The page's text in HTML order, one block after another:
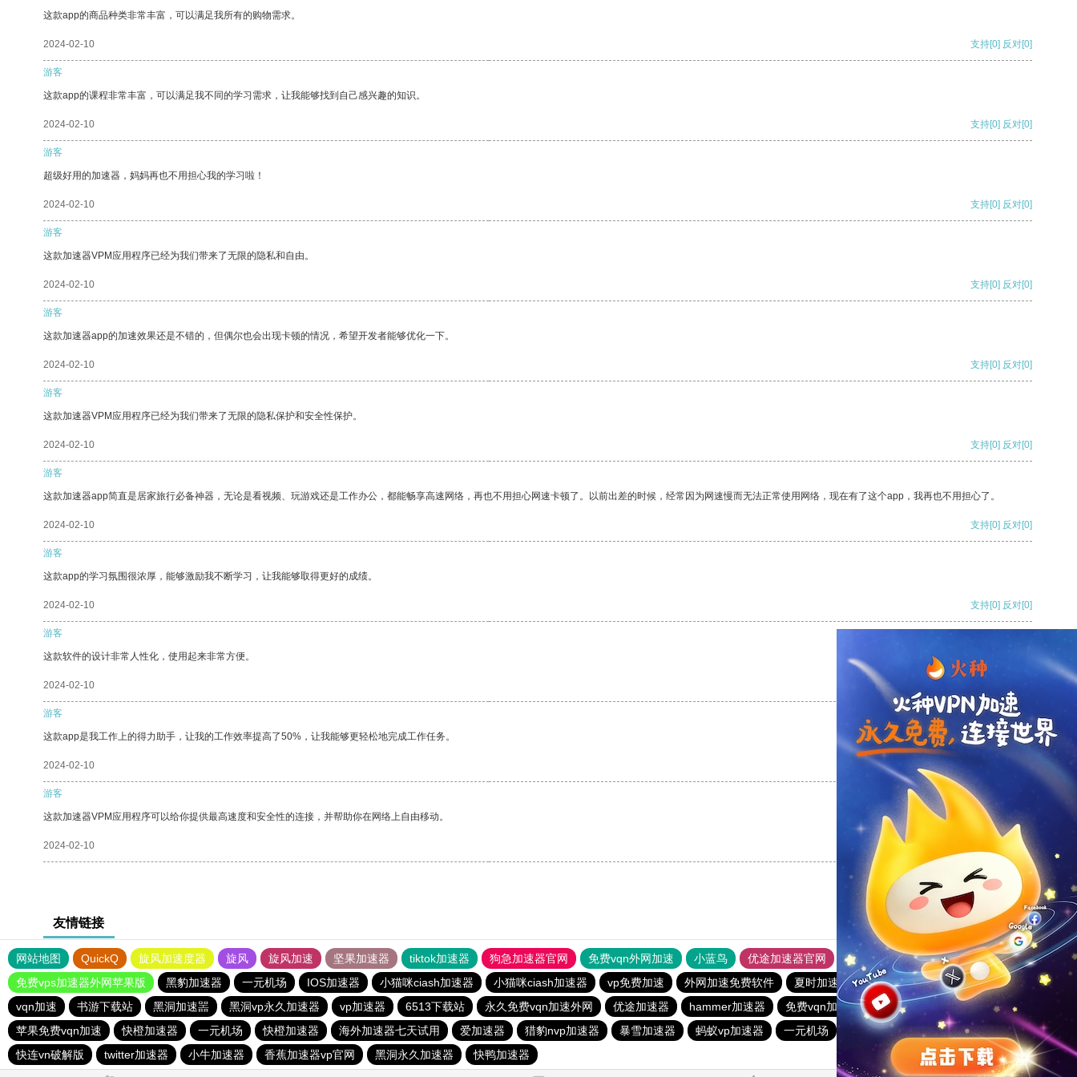
这款app的商品种类非常丰富，可以满足我所有的购物需求。
2024-02-10 支持[0] 反对[0]
游客
这款app的课程非常丰富，可以满足我不同的学习需求，让我能够找到自己感兴趣的知识。
2024-02-10 支持[0] 反对[0]
游客
超级好用的加速器，妈妈再也不用担心我的学习啦！
2024-02-10 支持[0] 反对[0]
游客
这款加速器VPM应用程序已经为我们带来了无限的隐私和自由。
2024-02-10 支持[0] 反对[0]
游客
这款加速器app的加速效果还是不错的，但偶尔也会出现卡顿的情况，希望开发者能够优化一下。
2024-02-10 支持[0] 反对[0]
游客
这款加速器VPM应用程序已经为我们带来了无限的隐私保护和安全性保护。
2024-02-10 支持[0] 反对[0]
游客
这款加速器app简直是居家旅行必备神器，无论是看视频、玩游戏还是工作办公，都能畅享高速网络，再也不用担心网速卡顿了。以前出差的时候，经常因为网速慢而无法正常使用网络，现在有了这个app，我再也不用担心了。
2024-02-10 支持[0] 反对[0]
游客
这款app的学习氛围很浓厚，能够激励我不断学习，让我能够取得更好的成绩。
2024-02-10 支持[0] 反对[0]
游客
这款软件的设计非常人性化，使用起来非常方便。
2024-02-10
游客
这款app是我工作上的得力助手，让我的工作效率提高了50%，让我能够更轻松地完成工作任务。
2024-02-10 反对
游客
这款加速器VPM应用程序可以给你提供最高速度和安全性的连接，并帮助你在网络上自由移动。
2024-02-10 反对[0]
友情链接
网站地图 QuickQ 旋风加速度器 旋风 旋风加速 坚果加速器 tiktok加速器 狗急加速器官网 免费vqn外网加速 小蓝鸟 优途加速器官网 风驰加速器 旋风加速器
八戒看书
免费vps加速器外网苹果版
黑豹加速器 一元机场 IOS加速器 小猫咪ciash加速器 小猫咪ciash加速器 vp免费加速 外网加速免费软件 夏时加速器 蚂蚁加速器
免费vp试用24小时
vqn加速
书游下载站 黑洞加速噐 黑洞vp永久加速器 vp加速器 6513下载站 永久免费vqn加速外网 优途加速器 hammer加速器 免费vqn加速试用 BitzNet加速器
飞机加速器
苹果免费vqn加速
快橙加速器 一元机场 快橙加速器 海外加速器七天试用 爱加速器 猎豹nvp加速器 暴雪加速器 蚂蚁vp加速器 一元机场 旋风加速度器
小猫咪ciash加速器
快连vn破解版
twitter加速器 小牛加速器 香蕉加速器vp官网 黑洞永久加速器 快鸭加速器